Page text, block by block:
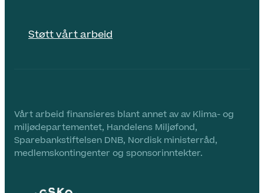
Støtt vårt arbeid
Vårt arbeid finansieres blant annet av av Klima- og
miljødepartementet, Handelens Miljøfond,
Sparebankstiftelsen DNB, Nordisk ministerråd,
medlemskontingenter og sponsorinntekter.